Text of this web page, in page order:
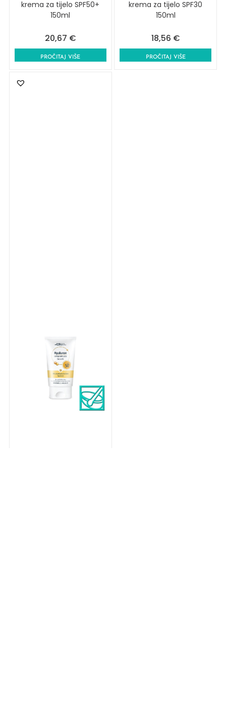
krema za tijelo SPF50+
150ml
20,67 €
PROČITAJ VIŠE
krema za tijelo SPF30
150ml
18,56 €
PROČITAJ VIŠE